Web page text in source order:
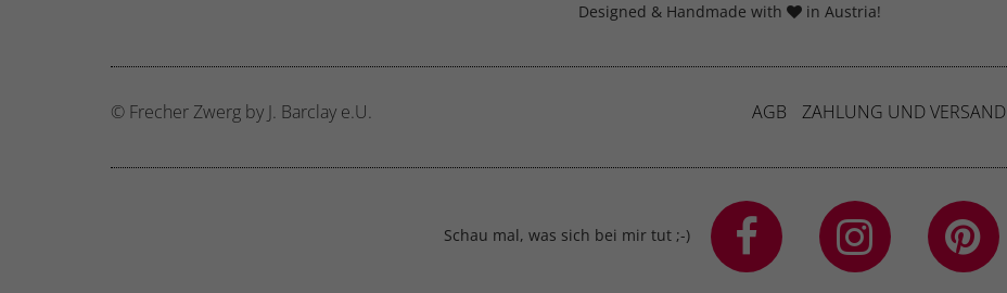
Designed & Handmade with in Austria!
© Frecher Zwerg by J. Barclay e.U. AGB ZAHLUNG UND VERSAND
Schau mal, was sich bei mir tut ;-)